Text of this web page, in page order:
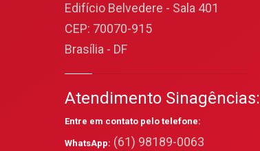
Edifício Belvedere - Sala 401
CEP: 70070-915
Brasília - DF
Atendimento Sinagências:
Entre em contato pelo telefone:
WhatsApp: (61) 98189-0063